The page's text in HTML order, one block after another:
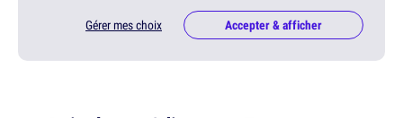
Gérer mes choix Accepter & afficher